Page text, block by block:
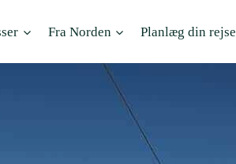
Fra Norden Planlæg din rejse